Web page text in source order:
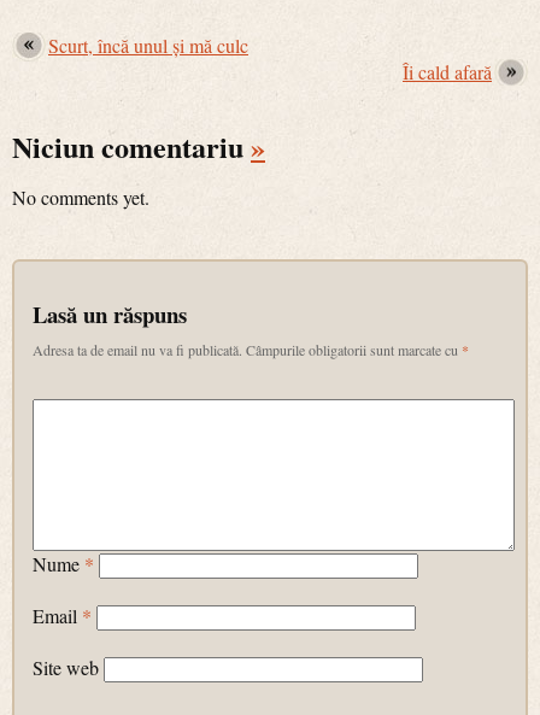
Scurt, încă unul şi mă culc
Îi cald afară
Niciun comentariu»
No comments yet.
Lasă un răspuns
Adresa ta de email nu va fi publicată. Câmpurile obligatorii sunt marcate cu *
Nume *
Email *
Site web